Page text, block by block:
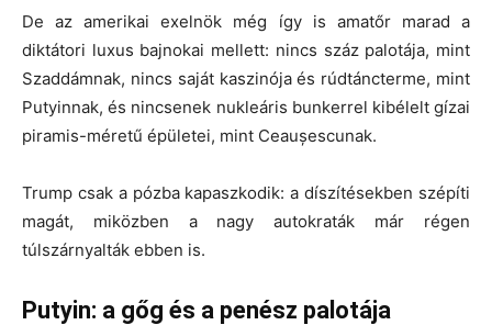
De az amerikai exelnök még így is amatőr marad a
diktátori luxus bajnokai mellett: nincs száz palotája, mint
Szaddámnak, nincs saját kaszinója és rúdtáncterme, mint
Putyinnak, és nincsenek nukleáris bunkerrel kibélelt gízai
piramis-méretű épületei, mint Ceaușescunak.
Trump csak a pózba kapaszkodik: a díszítésekben szépíti
magát, miközben a nagy autokraták már régen
túlszárnyalták ebben is.
Putyin: a gőg és a penész palotája